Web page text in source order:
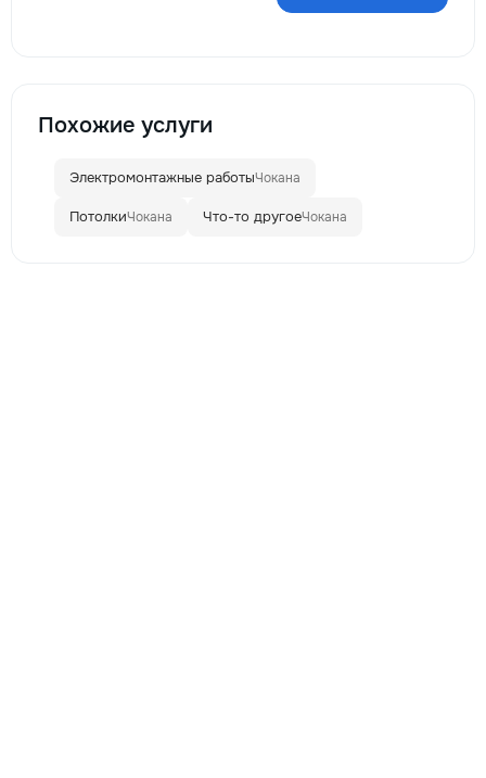
Похожие услуги
Электромонтажные работыЧокана
ПотолкиЧокана Что-то другоеЧокана